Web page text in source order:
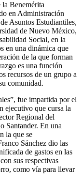
la Benemérita
en Administración
Asuntos Estudiantiles,
de Nuevo México,
Social, en la
en una dinámica que
de la que forman
es una función
recursos de un grupo a
comunidad.
fue impartida por el
ejecutivo que cursa la
Regional del
Santander. En una
la que se
Sánchez dio las
de gastos en las
sus respectivas
como vía para llevar